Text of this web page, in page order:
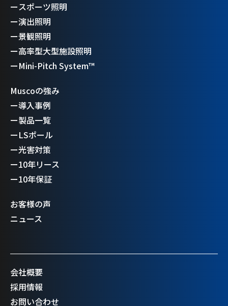
ースポーツ照明
ー演出照明
ー景観照明
ー高率型大型施設照明
ーMini-Pitch System™
Muscoの強み
ー導入事例
ー製品一覧
ーLSポール
ー光害対策
ー10年リース
ー10年保証
お客様の声
ニュース
会社概要
採用情報
お問い合わせ